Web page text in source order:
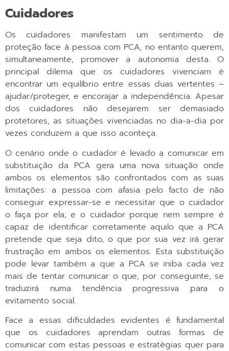
Cuidadores
Os cuidadores manifestam um sentimento de
proteção face à pessoa com PCA, no entanto querem,
simultaneamente, promover a autonomia desta. O
principal dilema que os cuidadores vivenciam é
encontrar um equilíbrio entre essas duas vertentes –
ajudar/proteger, e encorajar a independência. Apesar
dos cuidadores não desejarem ser demasiado
protetores, as situações vivenciadas no dia-a-dia por
vezes conduzem a que isso aconteça.
O cenário onde o cuidador é levado a comunicar em
substituição da PCA gera uma nova situação onde
ambos os elementos são confrontados com as suas
limitações: a pessoa com afasia pelo facto de não
conseguir expressar-se e necessitar que o cuidador
o faça por ela; e o cuidador porque nem sempre é
capaz de identificar corretamente aquilo que a PCA
pretende que seja dito, o que por sua vez irá gerar
frustração em ambos os elementos. Esta substituição
pode levar também a que a PCA se iniba cada vez
mais de tentar comunicar o que, por conseguinte, se
traduzirá numa tendência progressiva para o
evitamento social.
Face a essas dificuldades evidentes é fundamental
que os cuidadores aprendam outras formas de
comunicar com estas pessoas e estratégias quer para